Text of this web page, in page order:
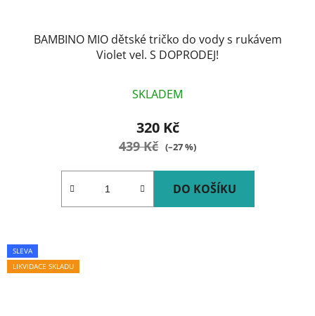
BAMBINO MIO dětské tričko do vody s rukávem
Violet vel. S DOPRODEJ!
SKLADEM
320 Kč
439 Kč (–27 %)
DO KOŠÍKU
SLEVA
LIKVIDACE SKLADU